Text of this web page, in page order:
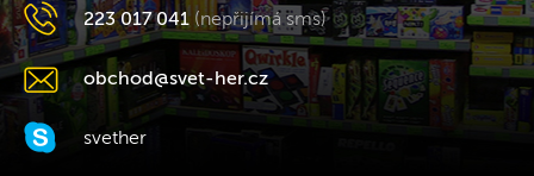
223 017 041 (nepřijímá sms)
obchod@svet-her.cz
svether